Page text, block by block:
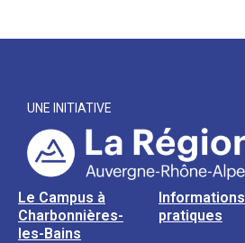
UNE INITIATIVE
Le Campus à
Charbonnières-
les-Bains
Informations
pratiques